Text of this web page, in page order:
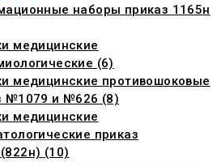
наборы приказ 1165н
медицинские
(6)
медицинские противошоковые
№1079 и №626 (8)
медицинские
приказ
(10)